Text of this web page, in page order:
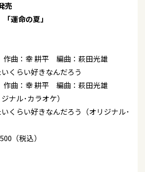
売
運命の夏」
曲：幸 耕平 編曲：萩田光雄
くらい好きなんだろう
曲：幸 耕平 編曲：萩田光雄
ナル･カラオケ）
くらい好きなんだろう（オリジナル･
（税込）